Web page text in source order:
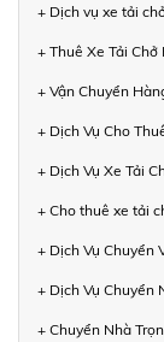
+ Dịch vụ xe tải
+ Thuê Xe Tải Chở
+ Vận Chuyển
+ Dịch Vụ Cho
+ Dịch Vụ Xe Tải
+ Cho thuê xe tải
+ Dịch Vụ Chuyển
+ Dịch Vụ Chuyển
+ Chuyển Nhà